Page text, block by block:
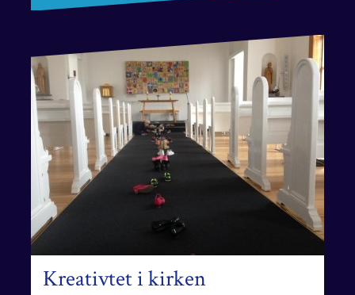
Kreativtet i kirken